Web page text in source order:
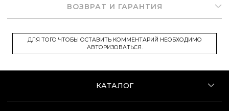
ВОЗВРАТ И ГАРАНТИЯ
ДЛЯ ТОГО ЧТОБЫ ОСТАВИТЬ КОММЕНТАРИЙ НЕОБХОДИМО
АВТОРИЗОВАТЬСЯ.
КАТАЛОГ